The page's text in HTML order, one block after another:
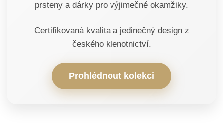
prsteny a dárky pro výjimečné okamžiky.
Certifikovaná kvalita a jedinečný design z
českého klenotnictví.
Prohlédnout kolekci